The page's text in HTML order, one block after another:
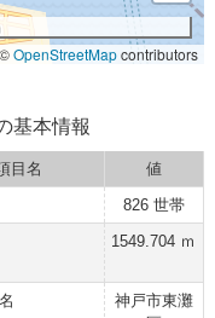
©OpenStreetMapcontributors
基本情報
目名
値
826 世帯
1549.704 ｍ
神戸市東灘